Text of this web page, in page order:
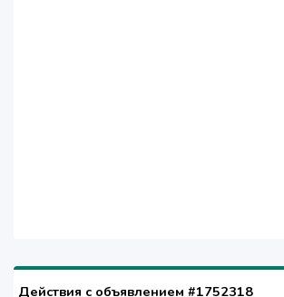
Действия с объявлением #1752318